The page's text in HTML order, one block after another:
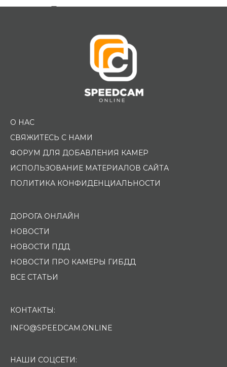
Помощь водителю
О НАС
СВЯЖИТЕСЬ С НАМИ
ФОРУМ ДЛЯ ДОБАВЛЕНИЯ КАМЕР
ИСПОЛЬЗОВАНИЕ МАТЕРИАЛОВ САЙТА
ПОЛИТИКА КОНФИДЕНЦИАЛЬНОСТИ
ДОРОГА ОНЛАЙН
НОВОСТИ
НОВОСТИ ПДД
НОВОСТИ ПРО КАМЕРЫ ГИБДД
ВСЕ СТАТЬИ
КОНТАКТЫ:
INFO@SPEEDCAM.ONLINE
НАШИ СОЦСЕТИ: